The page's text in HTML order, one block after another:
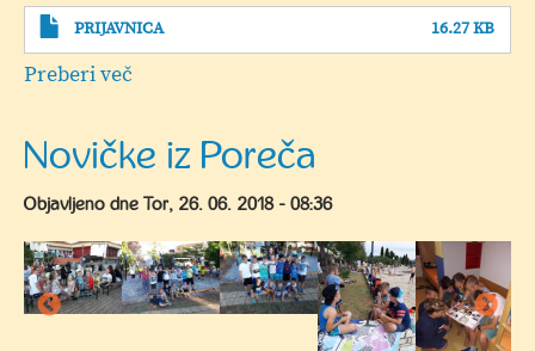
PRIJAVNICA 16.27 KB
Preberi več
termini
za
počitniško
Novičke iz Poreča
Objavljeno dne Tor, 26. 06. 2018 - 08:36